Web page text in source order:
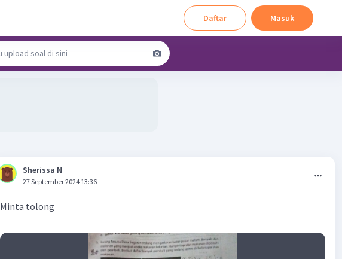
Daftar Masuk
Sherissa N
27 September 2024 13:36
Minta tolong